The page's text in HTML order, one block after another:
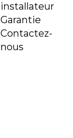
installateur
Garantie
Contactez-
nous